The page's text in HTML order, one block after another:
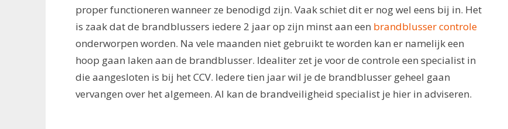
proper functioneren wanneer ze benodigd zijn. Vaak schiet dit er nog wel eens bij in. Het
is zaak dat de brandblussers iedere 2 jaar op zijn minst aan een brandblusser controle
onderworpen worden. Na vele maanden niet gebruikt te worden kan er namelijk een
hoop gaan laken aan de brandblusser. Idealiter zet je voor de controle een specialist in
die aangesloten is bij het CCV. Iedere tien jaar wil je de brandblusser geheel gaan
vervangen over het algemeen. Al kan de brandveiligheid specialist je hier in adviseren.